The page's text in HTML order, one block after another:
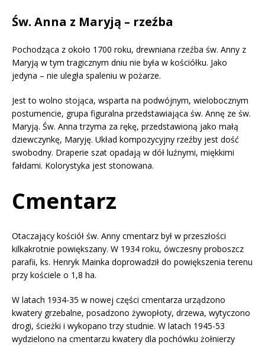
Św. Anna z Maryją – rzeźba
Pochodząca z około 1700 roku, drewniana rzeźba św. Anny z
Maryją w tym tragicznym dniu nie była w kościółku. Jako
jedyna – nie uległa spaleniu w pożarze.
Jest to wolno stojąca, wsparta na podwójnym, wielobocznym
postumencie, grupa figuralna przedstawiająca św. Annę ze św.
Maryją. Św. Anna trzyma za rękę, przedstawioną jako małą
dziewczynkę, Maryję. Układ kompozycyjny rzeźby jest dość
swobodny. Draperie szat opadają w dół luźnymi, miękkimi
fałdami. Kolorystyka jest stonowana.
Cmentarz
Otaczający kościół św. Anny cmentarz był w przeszłości
kilkakrotnie powiększany. W 1934 roku, ówczesny proboszcz
parafii, ks. Henryk Mainka doprowadził do powiększenia terenu
przy kościele o 1,8 ha.
W latach 1934-35 w nowej części cmentarza urządzono
kwatery grzebalne, posadzono żywopłoty, drzewa, wytyczono
drogi, ścieżki i wykopano trzy studnie. W latach 1945-53
wydzielono na cmentarzu kwatery dla pochówku żołnierzy